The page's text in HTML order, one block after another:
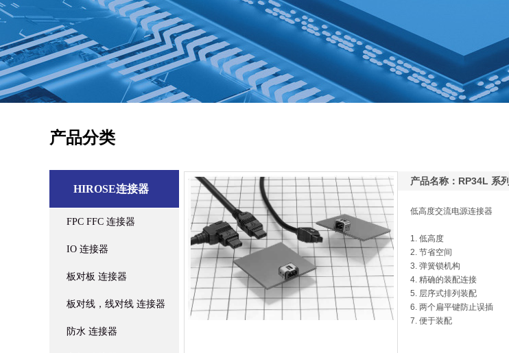
HIROSE连接器
FPC FFC 连接器
IO 连接器
板对板 连接器
板对线，线对线 连接器
防水 连接器
产品名称：RP34L 系列
低高度交流电源连接器
1. 低高度
2. 节省空间
3. 弹簧锁机构
4. 精确的装配连接
5. 层序式排列装配
6. 两个扁平键防止误插
7. 便于装配
产品分类